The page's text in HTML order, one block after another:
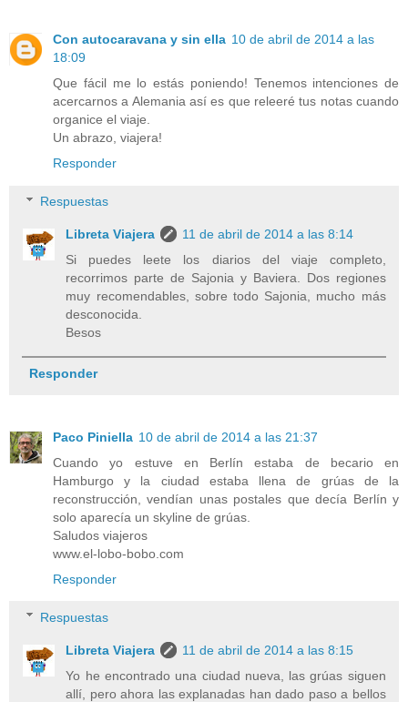
Con autocaravana y sin ella 10 de abril de 2014 a las
18:09
Que fácil me lo estás poniendo! Tenemos intenciones de
acercarnos a Alemania así es que releeré tus notas cuando
organice el viaje.
Un abrazo, viajera!
Responder
Respuestas
Libreta Viajera
11 de abril de 2014 a las 8:14
Si puedes leete los diarios del viaje completo,
recorrimos parte de Sajonia y Baviera. Dos regiones
muy recomendables, sobre todo Sajonia, mucho más
desconocida.
Besos
Responder
Paco Piniella 10 de abril de 2014 a las 21:37
Cuando yo estuve en Berlín estaba de becario en
Hamburgo y la ciudad estaba llena de grúas de la
reconstrucción, vendían unas postales que decía Berlín y
solo aparecía un skyline de grúas.
Saludos viajeros
www.el-lobo-bobo.com
Responder
Respuestas
Libreta Viajera
11 de abril de 2014 a las 8:15
Yo he encontrado una ciudad nueva, las grúas siguen
allí, pero ahora las explanadas han dado paso a bellos